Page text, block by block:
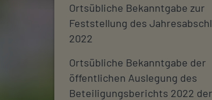
Ortsübliche Bekanntgabe zur
Feststellung des
2022
Ortsübliche Bekanntgabe der
öffentlichen Auslegung des
Beteiligungsberichts 2022 der